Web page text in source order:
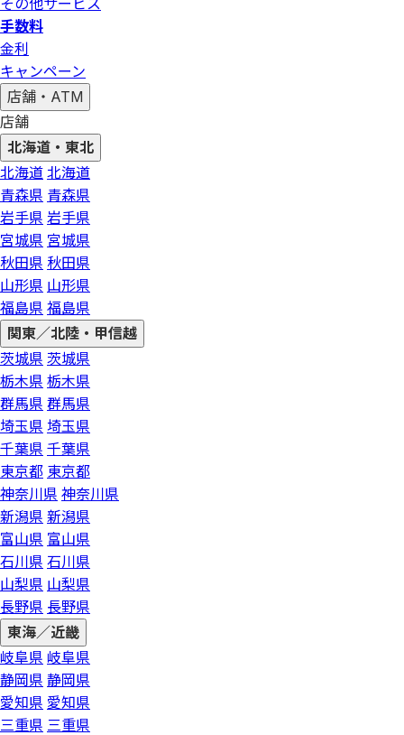
その他サービス
手数料
金利
キャンペーン
店舗・ATM
店舗
北海道・東北
北海道 北海道
青森県 青森県
岩手県 岩手県
宮城県 宮城県
秋田県 秋田県
山形県 山形県
福島県 福島県
関東／北陸・甲信越
茨城県 茨城県
栃木県 栃木県
群馬県 群馬県
埼玉県 埼玉県
千葉県 千葉県
東京都 東京都
神奈川県 神奈川県
新潟県 新潟県
富山県 富山県
石川県 石川県
山梨県 山梨県
長野県 長野県
東海／近畿
岐阜県 岐阜県
静岡県 静岡県
愛知県 愛知県
三重県 三重県